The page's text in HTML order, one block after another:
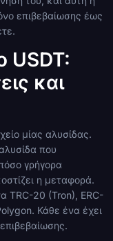
επιβεβαίωσης έως
USDT:
και
μίας αλυσίδας.
που
γρήγορα
η μεταφορά.
TRC-20 (Tron), ERC-
Κάθε ένα έχει